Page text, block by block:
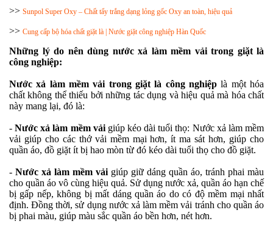
>> Sunpol Super Oxy – Chất tẩy trắng dạng lỏng gốc Oxy an toàn, hiệu quả
>> Cung cấp bộ hóa chất giặt là | Nước giặt công nghiệp Hàn Quốc
Những lý do nên dùng nước xả làm mềm vải trong giặt là
công nghiệp:
Nước xả làm mềm vải trong giặt là công nghiệp là một hóa
chất không thể thiếu bởi những tác dụng và hiệu quả mà hóa chất
này mang lại, đó là:
-Nước xả làm mềm vảigiúp kéo dài tuổi thọ: Nước xả làm mềm
vải giúp cho các thớ vải mềm mại hơn, ít ma sát hơn, giúp cho
quần áo, đồ giặt ít bị hao mòn từ đó kéo dài tuổi thọ cho đồ giặt.
- Nước xả làm mềm vải giúp giữ dáng quần áo, tránh phai màu
cho quần áo vô cùng hiệu quả. Sử dụng nước xả, quần áo hạn chế
bị gấp nếp, không bị mất dáng quần áo do có độ mềm mại nhất
định. Đồng thời, sử dụng nước xả làm mềm vải tránh cho quần áo
bị phai màu, giúp màu sắc quần áo bền hơn, nét hơn.